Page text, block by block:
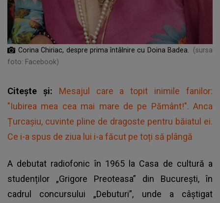
Corina Chiriac, despre prima întâlnire cu Doina Badea.
(sursa
foto: Facebook)
Citește și: Mesajul care a topit inimile fanilor:
"Iubirea mea cea mai mare de pe Pământ!". Anca
Țurcașiu, cuvinte pline de dragoste pentru băiatul ei.
Ce i-a spus de ziua lui i-a făcut pe toți să plângă
A debutat radiofonic în 1965 la Casa de cultură a
studenților „Grigore Preoteasa” din București, în
cadrul concursului „Debuturi”, unde a câștigat